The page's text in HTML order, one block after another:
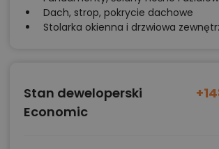
Dach, strop, pokrycie dachowe
Stolarka okienna i drzwiowa
Stan deweloperski
Economic